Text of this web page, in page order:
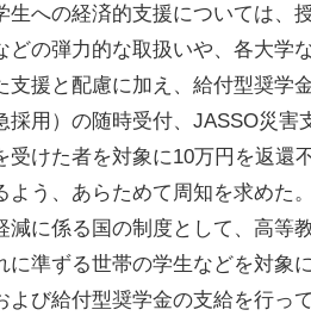
への経済的支援については、
どの弾力的な取扱いや、各大学
支援と配慮に加え、給付型奨学
採用）の随時受付、JASSO災害
受けた者を対象に10万円を返還
う、あらためて周知を求めた。
に係る国の制度として、高等
に準ずる世帯の学生などを対象
び給付型奨学金の支給を行って